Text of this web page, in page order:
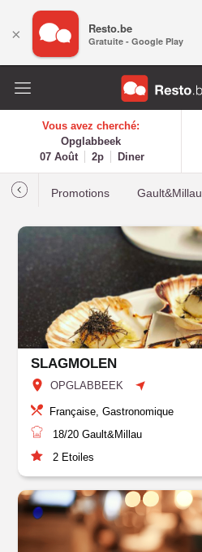
Vous avez cherché:
Opglabbeek
07 Août
2p Diner
Promotions Gault&Millau
SLAGMOLEN
OPGLABBEEK
Française, Gastronomique
18/20 Gault&Millau
2 Etoiles
× Resto.be
Gratuite - Google Play